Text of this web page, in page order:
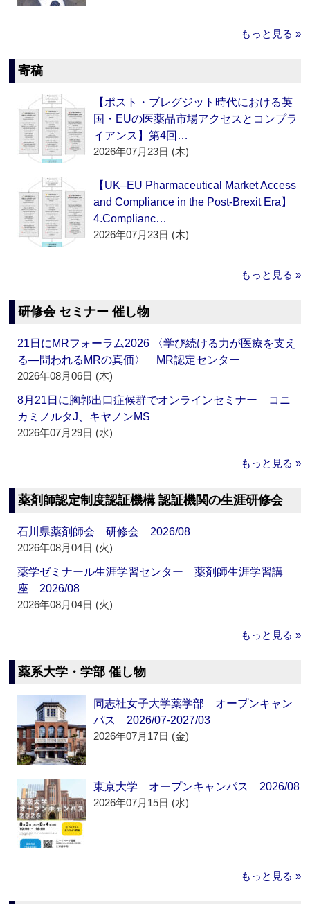
もっと見る »
寄稿
【ポスト・ブレグジット時代における英
国・EUの医薬品市場アクセスとコンプラ
イアンス】第4回…
2026年07月23日 (木)
【UK–EU Pharmaceutical Market Access
and Compliance in the Post-Brexit Era】
4.Complianc…
2026年07月23日 (木)
もっと見る »
研修会 セミナー 催し物
21日にMRフォーラム2026 〈学び続ける力が医療を支え
る―問われるMRの真価〉 MR認定センター
2026年08月06日 (木)
8月21日に胸郭出口症候群でオンラインセミナー コニ
カミノルタJ、キヤノンMS
2026年07月29日 (水)
もっと見る »
薬剤師認定制度認証機構 認証機関の生涯研修会
石川県薬剤師会 研修会 2026/08
2026年08月04日 (火)
薬学ゼミナール生涯学習センター 薬剤師生涯学習講
座 2026/08
2026年08月04日 (火)
もっと見る »
薬系大学・学部 催し物
同志社女子大学薬学部 オープンキャン
パス 2026/07-2027/03
2026年07月17日 (金)
東京大学 オープンキャンパス 2026/08
2026年07月15日 (水)
もっと見る »